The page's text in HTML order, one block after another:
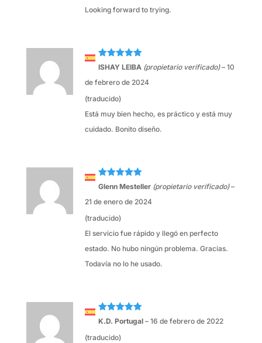
Looking forward to trying.
Valorado
ISHAY LEIBA (propietario verificado) – 10
de febrero de 2024
(traducido)
Está muy bien hecho, es práctico y está muy
cuidado. Bonito diseño.
Valorado
Glenn Mesteller (propietario verificado) –
21 de enero de 2024
(traducido)
El servicio fue rápido y llegó en perfecto
estado. No hubo ningún problema. Gracias.
Todavía no lo he usado.
Valorado
de 5
K.D. Portugal – 16 de febrero de 2022
(traducido)